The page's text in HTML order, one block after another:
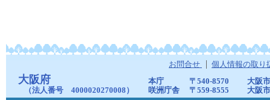
お問合せ 個人情報の取り
大阪府
（法人番号 4000020270008）
本庁 〒540-8570
大阪
咲洲庁舎
〒559-8555
大阪